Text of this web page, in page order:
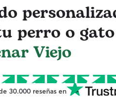
perro o
Viejo
30.000 reseñas en